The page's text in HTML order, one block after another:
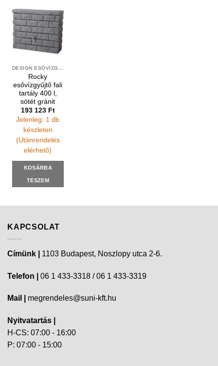
DESIGN ESŐVÍZGYŰJTŐK
Rocky
esővízgyűjtő fali
tartály 400 l,
sötét gránit
193 123 Ft
Jelenleg: 1 db
készleten
(Utánrendelés
elérhető)
KOSÁRBA
TESZEM
KAPCSOLAT
Címünk | 1103 Budapest, Noszlopy utca 2-6.
Telefon | 06 1 433-3318 / 06 1 433-3319
Mail | megrendeles@suni-kft.hu
Nyitvatartás |
H-CS: 07:00 - 16:00
P: 07:00 - 15:00